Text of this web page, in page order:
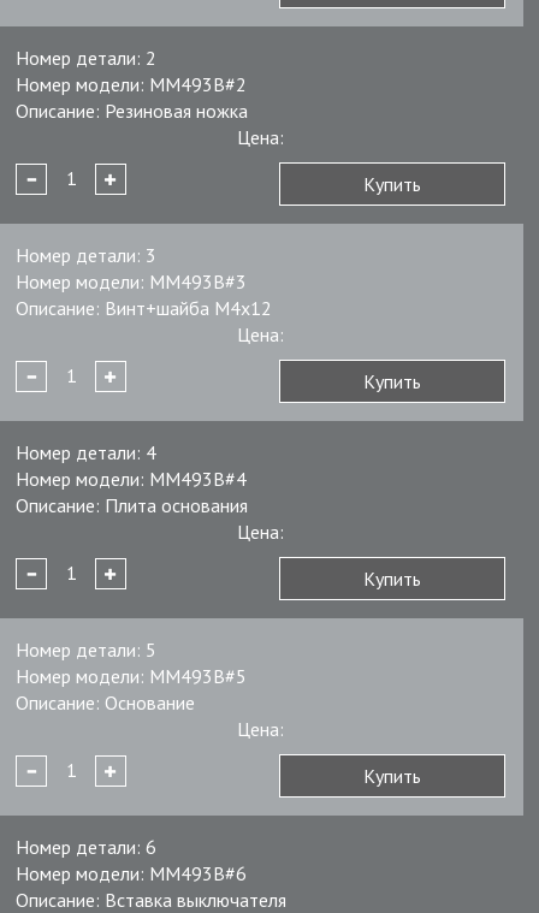
Номер детали: 2
Номер модели: MM493B#2
Описание: Резиновая ножка
Цена:
Купить
Номер детали: 3
Номер модели: MM493B#3
Описание: Винт+шайба M4x12
Цена:
Купить
Номер детали: 4
Номер модели: MM493B#4
Описание: Плита основания
Цена:
Купить
Номер детали: 5
Номер модели: MM493B#5
Описание: Основание
Цена:
Купить
Номер детали: 6
Номер модели: MM493B#6
Описание: Вставка выключателя